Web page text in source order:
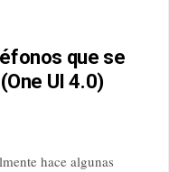
que se
UI 4.0)
hace algunas